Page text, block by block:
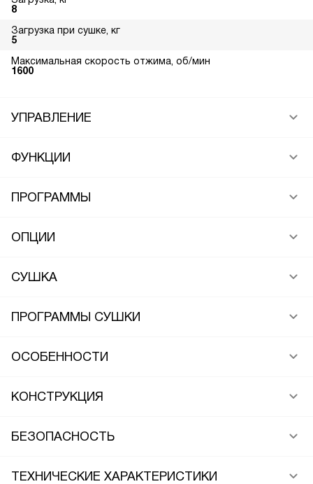
8
Загрузка при сушке, кг
5
Максимальная скорость отжима, об/мин
1600
УПРАВЛЕНИЕ
ФУНКЦИИ
ПРОГРАММЫ
ОПЦИИ
СУШКА
ПРОГРАММЫ СУШКИ
ОСОБЕННОСТИ
КОНСТРУКЦИЯ
БЕЗОПАСНОСТЬ
ТЕХНИЧЕСКИЕ ХАРАКТЕРИСТИКИ